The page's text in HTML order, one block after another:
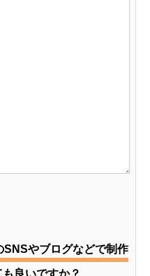
SNSやブログなどで制作
良いですか？